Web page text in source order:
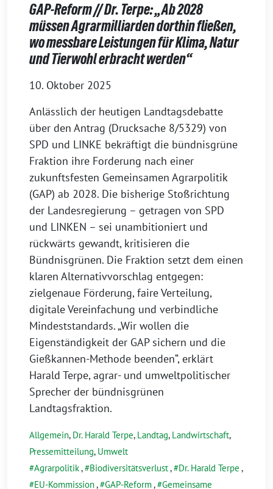
GAP-Reform // Dr. Terpe: „Ab 2028
müssen Agrarmilliarden dorthin fließen,
wo messbare Leistungen für Klima, Natur
und Tierwohl erbracht werden“
10. Oktober 2025
Anlässlich der heutigen Landtagsdebatte
über den Antrag (Drucksache 8/5329) von
SPD und LINKE bekräftigt die bündnisgrüne
Fraktion ihre Forderung nach einer
zukunftsfesten Gemeinsamen Agrarpolitik
(GAP) ab 2028. Die bisherige Stoßrichtung
der Landesregierung – getragen von SPD
und LINKEN – sei unambitioniert und
rückwärts gewandt, kritisieren die
Bündnisgrünen. Die Fraktion setzt dem einen
klaren Alternativvorschlag entgegen:
zielgenaue Förderung, faire Verteilung,
digitale Vereinfachung und verbindliche
Mindeststandards. „Wir wollen die
Eigenständigkeit der GAP sichern und die
Gießkannen-Methode beenden“, erklärt
Harald Terpe, agrar- und umweltpolitischer
Sprecher der bündnisgrünen
Landtagsfraktion.
Allgemein, Dr. Harald Terpe, Landtag, Landwirtschaft,
Pressemitteilung, Umwelt
Agrarpolitik, Biodiversitätsverlust, Dr. Harald Terpe ,
EU-Kommission, GAP-Reform, Gemeinsame